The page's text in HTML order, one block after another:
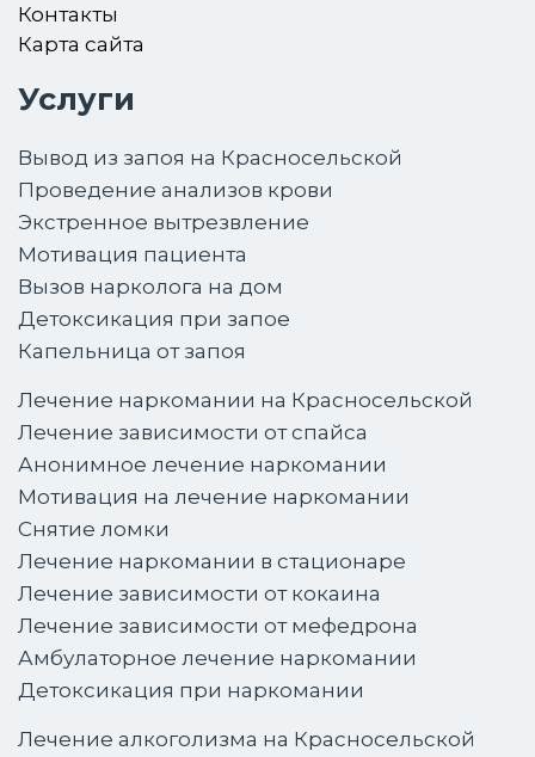
Контакты
Карта сайта
Услуги
Вывод из запоя на Красносельской
Проведение анализов крови
Экстренное вытрезвление
Мотивация пациента
Вызов нарколога на дом
Детоксикация при запое
Капельница от запоя
Лечение наркомании на Красносельской
Лечение зависимости от спайса
Анонимное лечение наркомании
Мотивация на лечение наркомании
Снятие ломки
Лечение наркомании в стационаре
Лечение зависимости от кокаина
Лечение зависимости от мефедрона
Амбулаторное лечение наркомании
Детоксикация при наркомании
Лечение алкоголизма на Красносельской